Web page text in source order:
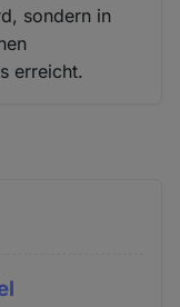
sondern in
erreicht.